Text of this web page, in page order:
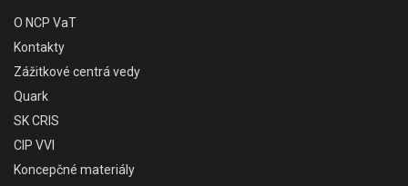
O NCP VaT
Kontakty
Zážitkové centrá vedy
Quark
SK CRIS
CIP VVI
Koncepčné materiály